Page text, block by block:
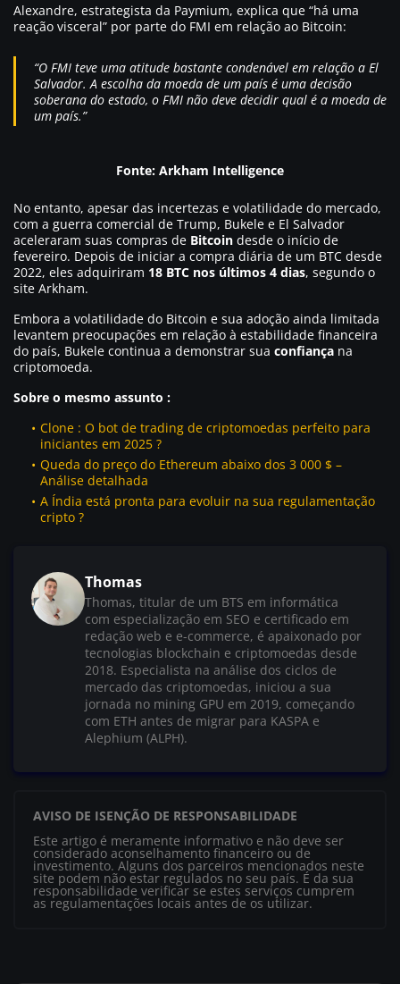
Alexandre, estrategista da Paymium, explica que “há uma
reação visceral” por parte do FMI em relação ao Bitcoin:
“O FMI teve uma atitude bastante condenável em relação a El
Salvador. A escolha da moeda de um país é uma decisão
soberana do estado, o FMI não deve decidir qual é a moeda de
um país.”
Fonte: Arkham Intelligence
No entanto, apesar das incertezas e volatilidade do mercado,
com a guerra comercial de Trump, Bukele e El Salvador
aceleraram suas compras de Bitcoin desde o início de
fevereiro. Depois de iniciar a compra diária de um BTC desde
2022, eles adquiriram 18 BTC nos últimos 4 dias, segundo o
site Arkham.
Embora a volatilidade do Bitcoin e sua adoção ainda limitada
levantem preocupações em relação à estabilidade financeira
do país, Bukele continua a demonstrar sua confiança na
criptomoeda.
Sobre o mesmo assunto :
Clone : O bot de trading de criptomoedas perfeito para
iniciantes em 2025 ?
Queda do preço do Ethereum abaixo dos 3 000 $ –
Análise detalhada
A Índia está pronta para evoluir na sua regulamentação
cripto ?
Thomas
Thomas, titular de um BTS em informática
com especialização em SEO e certificado em
redação web e e-commerce, é apaixonado por
tecnologias blockchain e criptomoedas desde
2018. Especialista na análise dos ciclos de
mercado das criptomoedas, iniciou a sua
jornada no mining GPU em 2019, começando
com ETH antes de migrar para KASPA e
Alephium (ALPH).
AVISO DE ISENÇÃO DE RESPONSABILIDADE
Este artigo é meramente informativo e não deve ser
considerado aconselhamento financeiro ou de
investimento. Alguns dos parceiros mencionados neste
site podem não estar regulados no seu país. É da sua
responsabilidade verificar se estes serviços cumprem
as regulamentações locais antes de os utilizar.